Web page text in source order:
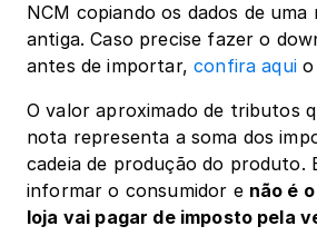
NCM copiando os dados de
antiga. Caso precise fazer o
antes de importar, confira aqui o
O valor aproximado de tributos
nota representa a soma dos
cadeia de produção do produto.
informar o consumidor e não é
loja vai pagar de imposto pela